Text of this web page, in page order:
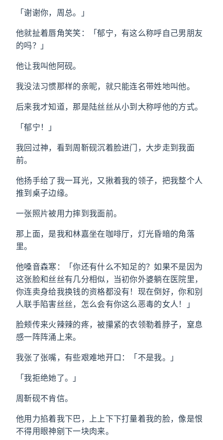
「谢谢你，周总。」
他就扯着唇角笑笑：「郁宁，有这么称呼自己男朋友
的吗？」
他让我叫他阿砚。
我没法习惯那样的亲昵，就只能连名带姓地叫他。
后来我才知道，那是陆丝丝从小到大称呼他的方式。
「郁宁！」
我回过神，看到周靳砚沉着脸进门，大步走到我面
前。
他扬手给了我一耳光，又揪着我的领子，把我整个人
推到桌子边缘。
一张照片被用力摔到我面前。
那上面，是我和林嘉坐在咖啡厅，灯光昏暗的角落
里。
他嗓音森寒：「你还有什么不知足的？如果不是因为
这张脸和丝丝有几分相似，当初你外婆躺在医院里，
你连卖身给我换钱的资格都没有！现在倒好，你和别
人联手陷害丝丝，怎么会有你这么恶毒的女人！」
脸颊传来火辣辣的疼，被攥紧的衣领勒着脖子，窒息
感一阵阵涌上来。
我张了张嘴，有些艰难地开口：「不是我。」
「我拒绝她了。」
周靳砚不肯信。
他用力掐着我下巴，上上下下打量着我的脸，像是恨
不得用眼神剜下一块肉来。